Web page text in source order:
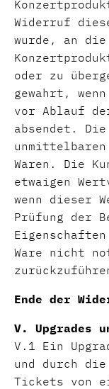
Widerruf
wurde, an die
oder zu
gewahrt,
vor Ablauf
absendet.
unmittelbaren
Waren. Die
etwaigen
wenn dieser
Prüfung der
Ware nicht
Ende der
V. Upgrades
V.1 Ein
und durch
Tickets von